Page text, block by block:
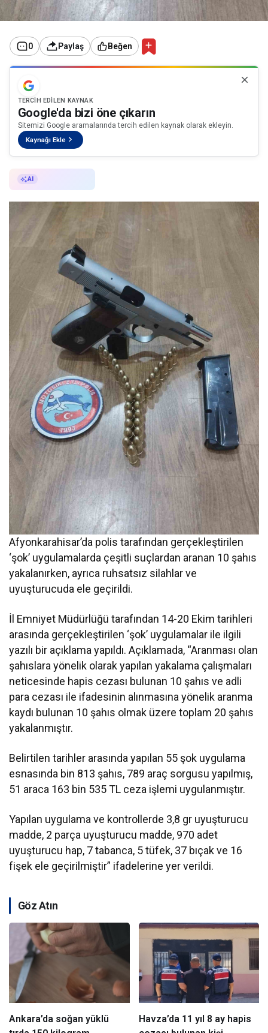
0 Paylaş Beğen
TERCIH EDILEN KAYNAK
Google'da bizi öne çıkarın
Sitemizi Google aramalarında tercih edilen kaynak olarak ekleyin.
Kaynağı Ekle
AI
Afyonkarahisar’da polis tarafından gerçekleştirilen
‘şok’ uygulamalarda çeşitli suçlardan aranan 10 şahıs
yakalanırken, ayrıca ruhsatsız silahlar ve
uyuşturucuda ele geçirildi.
İl Emniyet Müdürlüğü tarafından 14-20 Ekim tarihleri
arasında gerçekleştirilen ‘şok’ uygulamalar ile ilgili
yazılı bir açıklama yapıldı. Açıklamada, “Aranması olan
şahıslara yönelik olarak yapılan yakalama çalışmaları
neticesinde hapis cezası bulunan 10 şahıs ve adli
para cezası ile ifadesinin alınmasına yönelik aranma
kaydı bulunan 10 şahıs olmak üzere toplam 20 şahıs
yakalanmıştır.
Belirtilen tarihler arasında yapılan 55 şok uygulama
esnasında bin 813 şahıs, 789 araç sorgusu yapılmış,
51 araca 163 bin 535 TL ceza işlemi uygulanmıştır.
Yapılan uygulama ve kontrollerde 3,8 gr uyuşturucu
madde, 2 parça uyuşturucu madde, 970 adet
uyuşturucu hap, 7 tabanca, 5 tüfek, 37 bıçak ve 16
fişek ele geçirilmiştir” ifadelerine yer verildi.
Göz Atın
Ankara’da soğan yüklü
Havza’da 11 yıl 8 ay hapis